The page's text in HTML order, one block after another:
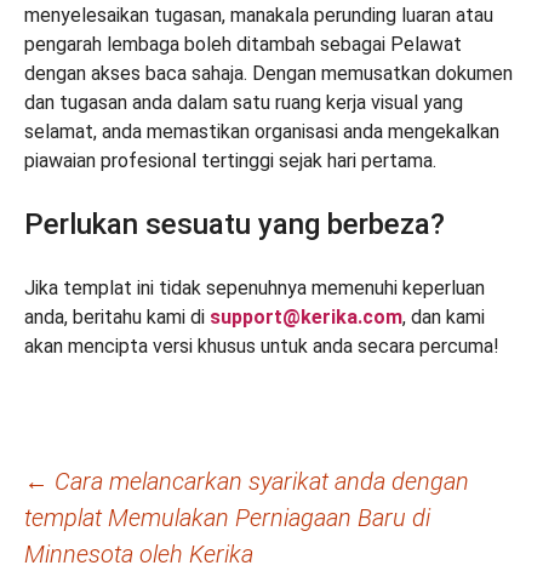
menyelesaikan tugasan, manakala perunding luaran atau
pengarah lembaga boleh ditambah sebagai Pelawat
dengan akses baca sahaja. Dengan memusatkan dokumen
dan tugasan anda dalam satu ruang kerja visual yang
selamat, anda memastikan organisasi anda mengekalkan
piawaian profesional tertinggi sejak hari pertama.
Perlukan sesuatu yang berbeza?
Jika templat ini tidak sepenuhnya memenuhi keperluan
anda, beritahu kami di support@kerika.com, dan kami
akan mencipta versi khusus untuk anda secara percuma!
Navigasi
kiriman
← Cara melancarkan syarikat anda dengan
templat Memulakan Perniagaan Baru di
Minnesota oleh Kerika